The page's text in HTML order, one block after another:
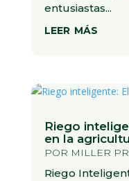
entusiastas...
leer más
Riego
en la
POR MILLER
Riego